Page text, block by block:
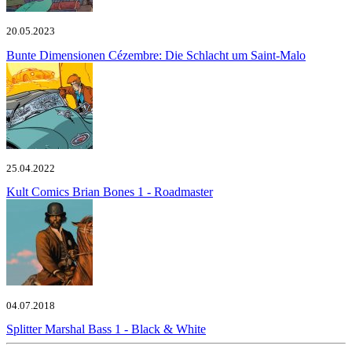
20.05.2023
Bunte Dimensionen Cézembre: Die Schlacht um Saint-Malo
25.04.2022
Kult Comics Brian Bones 1 - Roadmaster
04.07.2018
SplitterMarshal Bass 1 - Black & White